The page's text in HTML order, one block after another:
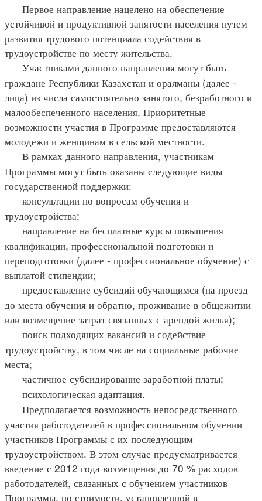
Первое направление нацелено на обеспечение
устойчивой и продуктивной занятости населения путем
развития трудового потенциала содействия в
трудоустройстве по месту жительства.
Участниками данного направления могут быть
граждане Республики Казахстан и оралманы (далее -
лица) из числа самостоятельно занятого, безработного и
малообеспеченного населения. Приоритетные
возможности участия в Программе предоставляются
молодежи и женщинам в сельской местности.
В рамках данного направления, участникам
Программы могут быть оказаны следующие виды
государственной поддержки:
консультации по вопросам обучения и
трудоустройства;
направление на бесплатные курсы повышения
квалификации, профессиональной подготовки и
переподготовки (далее - профессиональное обучение) с
выплатой стипендии;
предоставление субсидий обучающимся (на проезд
до места обучения и обратно, проживание в общежитии
или возмещение затрат связанных с арендой жилья);
поиск подходящих вакансий и содействие
трудоустройству, в том числе на социальные рабочие
места;
частичное субсидирование заработной платы;
психологическая адаптация.
Предполагается возможность непосредственного
участия работодателей в профессиональном обучении
участников Программы с их последующим
трудоустройством. В этом случае предусматривается
введение с 2012 года возмещения до 70 % расходов
работодателей, связанных с обучением участников
Программы, по стоимости, установленной в